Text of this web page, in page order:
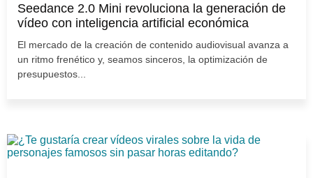
Seedance 2.0 Mini revoluciona la generación de
vídeo con inteligencia artificial económica
El mercado de la creación de contenido audiovisual avanza a
un ritmo frenético y, seamos sinceros, la optimización de
presupuestos...